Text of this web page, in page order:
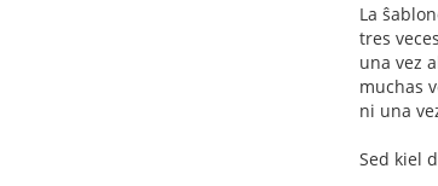
La
tres
una vez
muchas
ni una
Sed kiel